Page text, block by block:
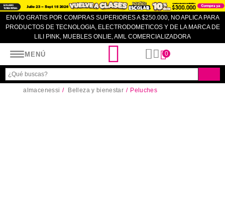
ENVÍO GRATIS POR COMPRAS SUPERIORES A $250.000, NO APLICA PARA
PRODUCTOS DE TECNOLOGIA, ELECTRODOMETICOS Y DE LA MARCA DE
LILI PINK, MUEBLES ONLIE, AML COMERCIALIZADORA
MENÚ
Almacenes SI
0
almacenessi Belleza y bienestar Peluches